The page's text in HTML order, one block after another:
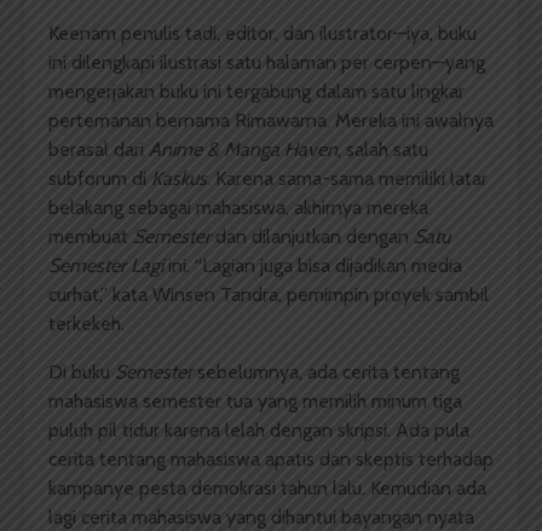
Keenam penulis tadi, editor, dan ilustrator—iya, buku
ini dilengkapi ilustrasi satu halaman per cerpen—yang
mengerjakan buku ini tergabung dalam satu lingkar
pertemanan bernama Rimawarna. Mereka ini awalnya
berasal dari Anime & Manga Haven, salah satu
subforum di Kaskus. Karena sama-sama memiliki latar
belakang sebagai mahasiswa, akhirnya mereka
membuat Semesterdan dilanjutkan dengan Satu
Semester Lagiini. “Lagian juga bisa dijadikan media
curhat,” kata Winsen Tandra, pemimpin proyek sambil
terkekeh.
Di buku Semestersebelumnya, ada cerita tentang
mahasiswa semester tua yang memilih minum tiga
puluh pil tidur karena lelah dengan skripsi. Ada pula
cerita tentang mahasiswa apatis dan skeptis terhadap
kampanye pesta demokrasi tahun lalu. Kemudian ada
lagi cerita mahasiswa yang dihantui bayangan nyata